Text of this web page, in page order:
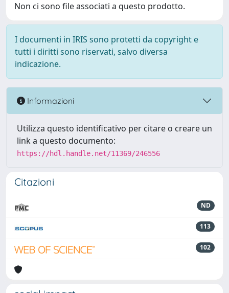
Non ci sono file associati a questo prodotto.
I documenti in IRIS sono protetti da copyright e
tutti i diritti sono riservati, salvo diversa
indicazione.
Informazioni
Utilizza questo identificativo per citare o creare un
link a questo documento:
https://hdl.handle.net/11369/246556
Citazioni
ND
113
102